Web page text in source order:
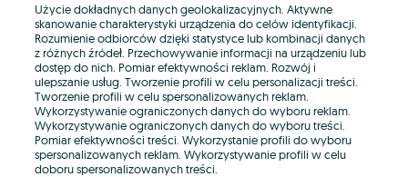
E-mail
Hasło
Użycie dokładnych danych geolokalizacyjnych. Aktywne
skanowanie charakterystyki urządzenia do celów identyfikacji.
Rozumienie odbiorców dzięki statystyce lub kombinacji danych
z różnych źródeł. Przechowywanie informacji na urządzeniu lub
dostęp do nich. Pomiar efektywności reklam. Rozwój i
ulepszanie usług. Tworzenie profili w celu personalizacji treści.
Tworzenie profili w celu spersonalizowanych reklam.
Wykorzystywanie ograniczonych danych do wyboru reklam.
Wykorzystywanie ograniczonych danych do wyboru treści.
Pomiar efektywności treści. Wykorzystanie profili do wyboru
spersonalizowanych reklam. Wykorzystywanie profili w celu
doboru spersonalizowanych treści.